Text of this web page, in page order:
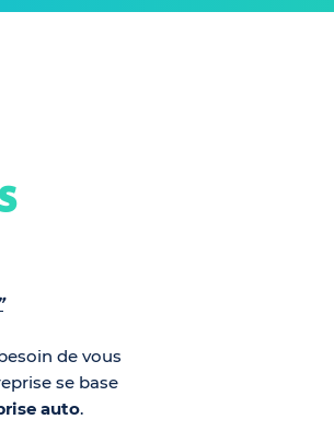
de vous
se base
auto.